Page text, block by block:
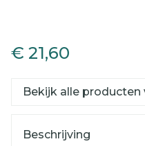
€ 21,60
Bekijk alle
Beschrijving